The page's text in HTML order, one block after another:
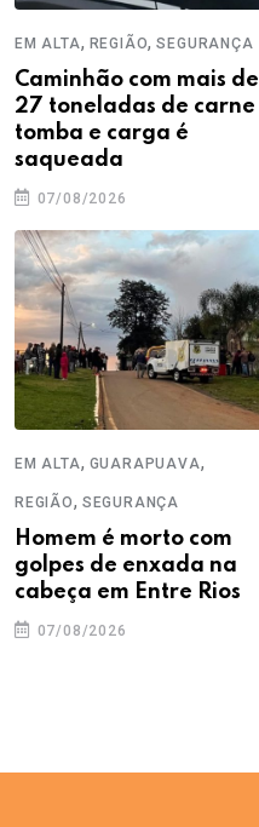
EM ALTA, REGIÃO,SEGURANÇA
Caminhão com mais de
27 toneladas de carne
tomba e carga é
saqueada
07/08/2026
EM ALTA, GUARAPUAVA,
REGIÃO, SEGURANÇA
Homem é morto com
golpes de enxada na
cabeça em Entre Rios
07/08/2026